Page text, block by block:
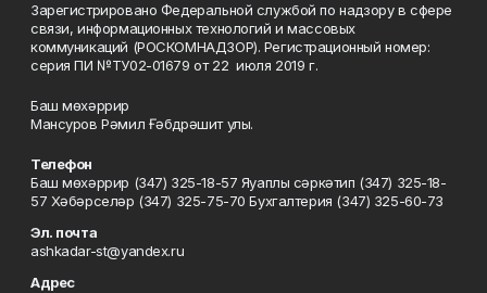
Зарегистрировано Федеральной службой по надзору в сфере
связи, информационных технологий и массовых
коммуникаций (РОСКОМНАДЗОР). Регистрационный номер:
серия ПИ №ТУ02-01679 от 22 июля 2019 г.
Баш мөхәррир
Мансуров Рәмил Ғәбдрәшит улы.
Телефон
Баш мөхәррир (347) 325-18-57 Яуаплы сәркәтип (347) 325-18-
57 Хәбәрселәр (347) 325-75-70 Бухгалтерия (347) 325-60-73
Эл. почта
ashkadar-st@yandex.ru
Адрес